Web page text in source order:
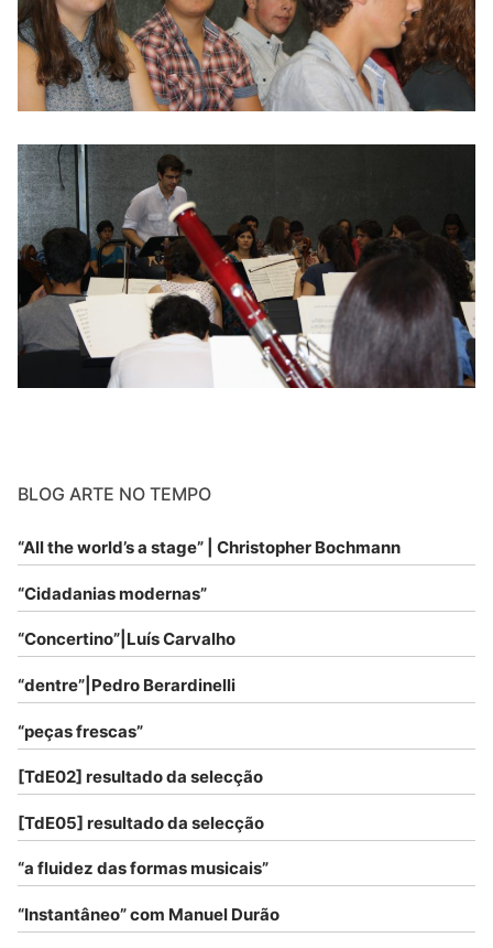
BLOG ARTE NO TEMPO
“All the world’s a stage” | Christopher Bochmann
“Cidadanias modernas”
“Concertino”|Luís Carvalho
“dentre”|Pedro Berardinelli
“peças frescas”
[TdE02] resultado da selecção
[TdE05] resultado da selecção
“a fluidez das formas musicais”
“Instantâneo” com Manuel Durão